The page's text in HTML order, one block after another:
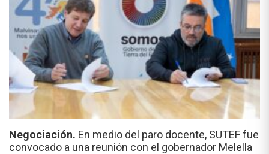
Negociación. En medio del paro docente, SUTEF fue
convocado a una reunión con el gobernador Melella